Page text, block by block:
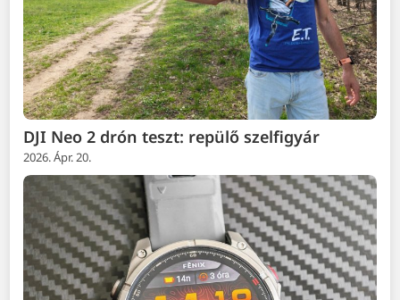
DJI Neo 2 drón teszt: repülő szelfigyár
2026. Ápr. 20.